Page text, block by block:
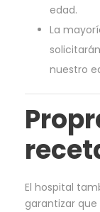
edad.
La
nuestro
El hospital
garantizar